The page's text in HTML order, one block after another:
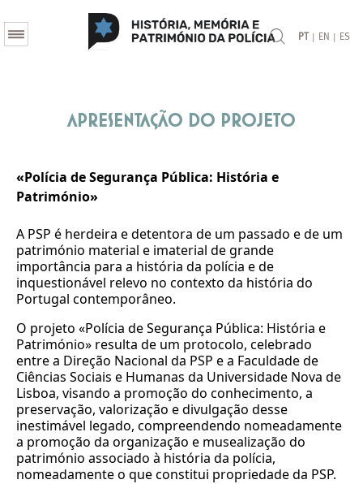
PT | EN | ES
Apresentação do Projeto
«Polícia de Segurança Pública: História e
Património»
A PSP é herdeira e detentora de um passado e de um
património material e imaterial de grande
importância para a história da polícia e de
inquestionável relevo no contexto da história do
Portugal contemporâneo.
O projeto «Polícia de Segurança Pública: História e
Património» resulta de um protocolo, celebrado
entre a Direção Nacional da PSP e a Faculdade de
Ciências Sociais e Humanas da Universidade Nova de
Lisboa, visando a promoção do conhecimento, a
preservação, valorização e divulgação desse
inestimável legado, compreendendo nomeadamente
a promoção da organização e musealização do
património associado à história da polícia,
nomeadamente o que constitui propriedade da PSP.